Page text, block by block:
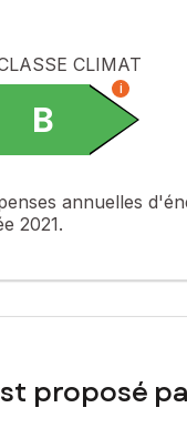
auxquels ce bien
: Claude
CLIMAT
B
i
annuelles
2021.
proposé